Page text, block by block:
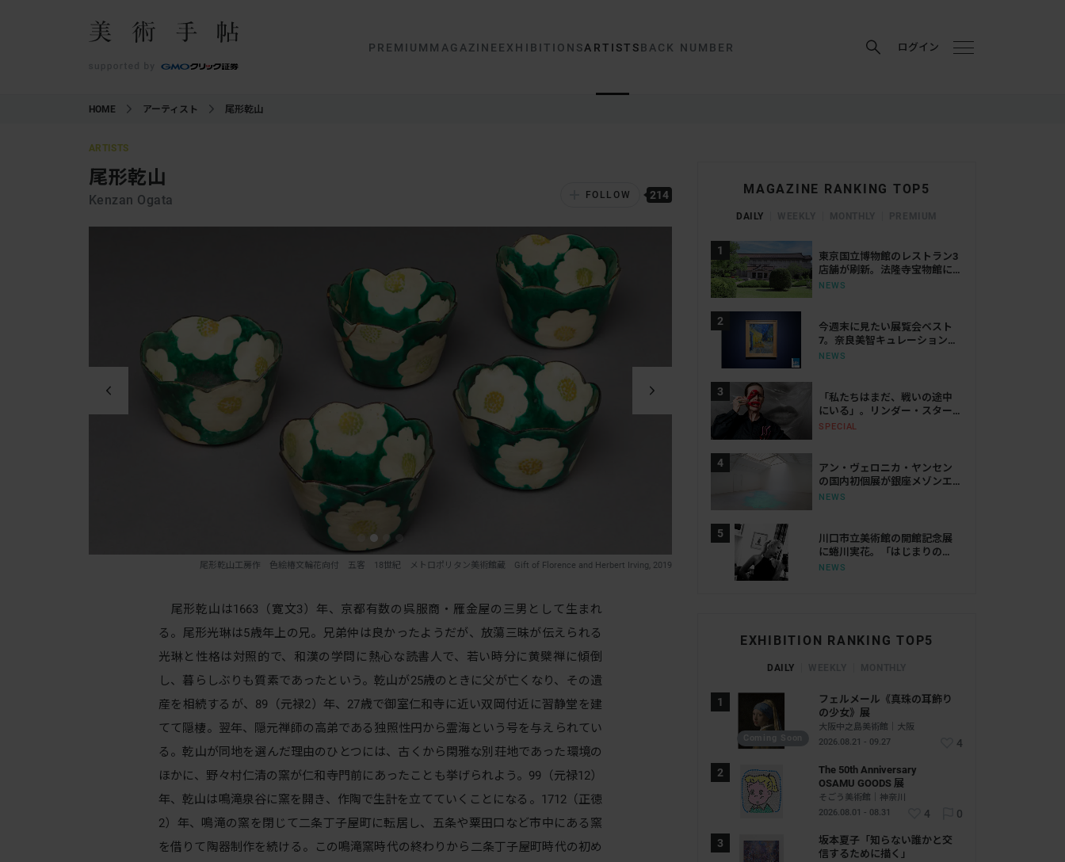
PREMIUM MAGAZINE EXHIBITIONSARTISTSBACK NUMBER ログイン
HOME アーティスト 尾形乾山
ARTISTS
尾形乾山
Kenzan Ogata FOLLOW 214
尾形乾山工房作 色絵椿文輪花向付 五客 18世紀 メトロポリタン美術館蔵 Gift of Florence and Herbert Irving, 2019 伝尾形乾山 松文水差 1720頃 メトロポリタン美術館蔵 H.O. Havemeyer
尾形乾山は1663（寛文3）年、京都有数の呉服商・雁金屋の三男として生まれ
る。尾形光琳は5歳年上の兄。兄弟仲は良かったようだが、放蕩三昧が伝えられる
光琳と性格は対照的で、和漢の学問に熱心な読書人で、若い時分に黄檗禅に傾倒
し、暮らしぶりも質素であったという。乾山が25歳のときに父が亡くなり、その遺
産を相続するが、89（元禄2）年、27歳で御室仁和寺に近い双岡付近に習静堂を建
てて隠棲。翌年、隠元禅師の高弟である独照性円から霊海という号を与えられてい
る。乾山が同地を選んだ理由のひとつには、古くから閑雅な別荘地であった環境の
ほかに、野々村仁清の窯が仁和寺門前にあったことも挙げられよう。99（元禄12）
年、乾山は鳴滝泉谷に窯を開き、作陶で生計を立てていくことになる。1712（正徳
2）年、鳴滝の窯を閉じて二条丁子屋町に転居し、五条や粟田口など市中にある窯
を借りて陶器制作を続ける。この鳴滝窯時代の終わりから二条丁子屋町時代の初め
MAGAZINE RANKING TOP5
DAILY
東京国立博物館のレストラン3
店舗が刷新。法隆寺宝物館に
は「鮨会席 おく乃」がオープ
NEWS
今週末に見たい展覧会ベスト
7。奈良美智キュレーション展
から大ゴッホ展、ボッティチ
NEWS
「私たちはまだ、戦いの途中
にいる」。リンダー・スター
リングが語る、表現と抵抗の
SPECIAL
アン・ヴェロニカ・ヤンセン
の国内初個展が銀座メゾンエ
ルメス ル・フォーラムで開
NEWS
川口市立美術館の開館記念展
に蜷川実花。「はじまりの
光」で創作の原点をたどる
NEWS
EXHIBITION RANKING TOP5
DAILY
フェルメール《真珠の耳飾り
の少女》展
大阪中之島美術館｜大阪
2026.08.21 - 09.27
4
The 50th Anniversary
OSAMU GOODS 展
そごう美術館｜神奈川
2026.08.01 - 08.31
4 0
坂本夏子「知らない誰かと交
信するために描く」